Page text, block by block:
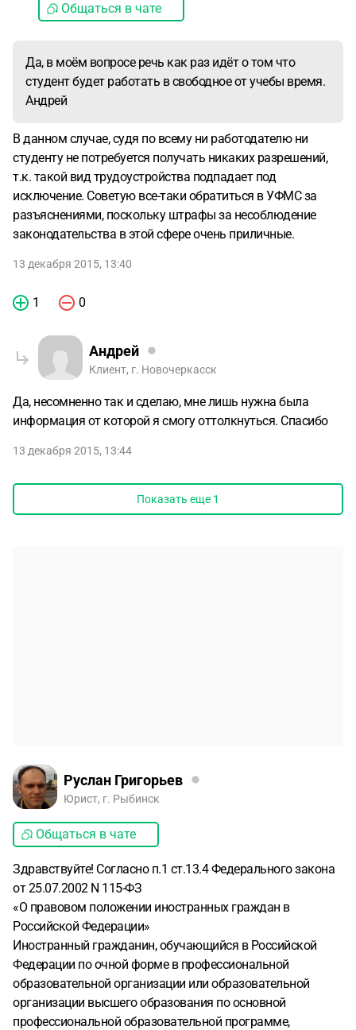
Общаться в чате
Да, в моём вопросе речь как раз идёт о том что
студент будет работать в свободное от учебы время.
Андрей
В данном случае, судя по всему ни работодателю ни
студенту не потребуется получать никаких разрешений,
т.к. такой вид трудоустройства подпадает под
исключение. Советую все-таки обратиться в УФМС за
разъяснениями, поскольку штрафы за несоблюдение
законодательства в этой сфере очень приличные.
13 декабря 2015, 13:40
1 0
Андрей
Клиент, г. Новочеркасск
Да, несомненно так и сделаю, мне лишь нужна была
информация от которой я смогу оттолкнуться. Спасибо
13 декабря 2015, 13:44
Показать еще 1
Руслан Григорьев
Юрист, г. Рыбинск
Общаться в чате
Здравствуйте! Согласно п.1 ст.13.4 Федерального закона
от 25.07.2002 N 115-ФЗ
«О правовом положении иностранных граждан в
Российской Федерации»
Иностранный гражданин, обучающийся в Российской
Федерации по очной форме в профессиональной
образовательной организации или образовательной
организации высшего образования по основной
профессиональной образовательной программе,